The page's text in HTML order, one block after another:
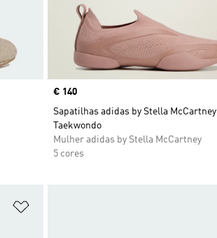
Price
€ 140
Sapatilhas adidas by Stella McCartney
Taekwondo
Mulher adidas by Stella McCartney
5 cores